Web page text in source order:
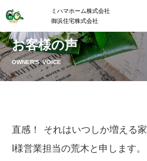
ミハマホーム株式会社
御浜住宅株式会社
お客様の声
OWNER'S VOICE
直感！ それはいつしか増える家
I様営業担当の荒木と申します。